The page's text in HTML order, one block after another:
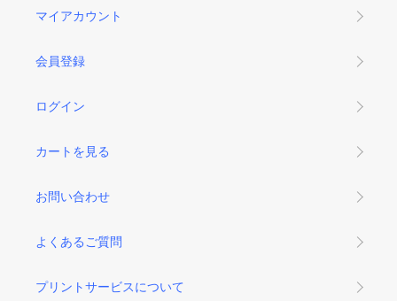
マイアカウント
会員登録
ログイン
カートを見る
お問い合わせ
よくあるご質問
プリントサービスについて